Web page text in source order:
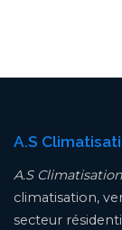
A.S
A.S Climatisation
climatisation,
secteur